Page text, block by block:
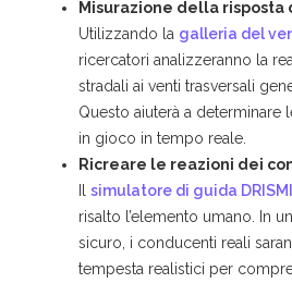
Misurazione della risposta
Utilizzando la galleria del
ricercatori analizzeranno la
stradali ai venti trasversali
Questo aiuterà a determinare
in gioco in tempo reale.
Ricreare le reazioni dei
simulatore di guida DRISMI
risalto l’elemento umano. In
sicuro, i conducenti reali
tempesta realistici per